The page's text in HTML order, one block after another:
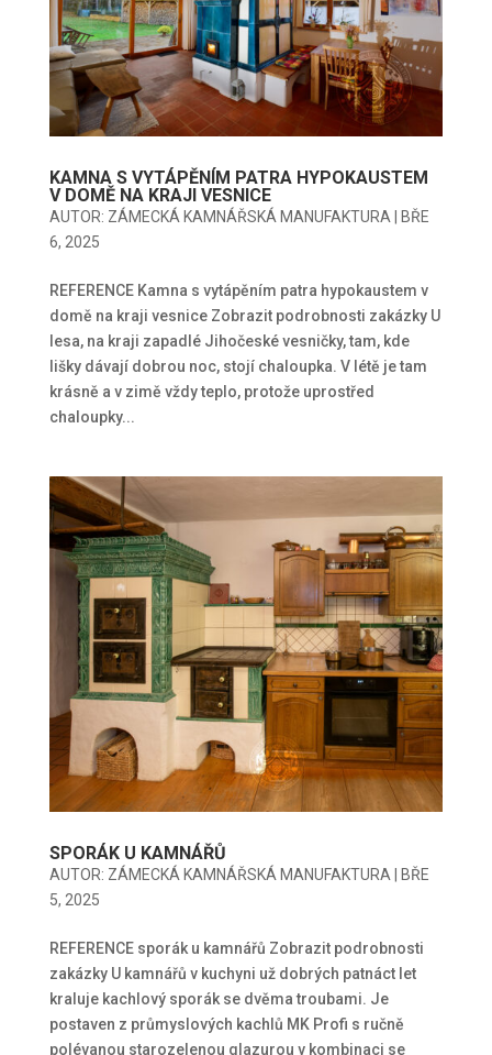
KAMNA S VYTÁPĚNÍM PATRA HYPOKAUSTEM
V DOMĚ NA KRAJI VESNICE
AUTOR: ZÁMECKÁ KAMNÁŘSKÁ MANUFAKTURA|
BŘE
6, 2025
REFERENCE Kamna s vytápěním patra hypokaustem v
domě na kraji vesnice Zobrazit podrobnosti zakázky U
lesa, na kraji zapadlé Jihočeské vesničky, tam, kde
lišky dávají dobrou noc, stojí chaloupka. V létě je tam
krásně a v zimě vždy teplo, protože uprostřed
chaloupky...
SPORÁK U KAMNÁŘŮ
AUTOR: ZÁMECKÁ KAMNÁŘSKÁ MANUFAKTURA
BŘE
5, 2025
REFERENCE sporák u kamnářů Zobrazit podrobnosti
zakázky U kamnářů v kuchyni už dobrých patnáct let
kraluje kachlový sporák se dvěma troubami. Je
postaven z průmyslových kachlů MK Profi s ručně
polévanou starozelenou glazurou v kombinaci se